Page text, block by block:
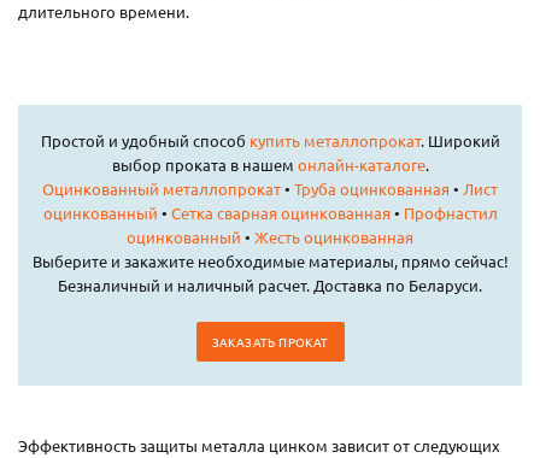
длительного времени.
Простой и удобный способ купить металлопрокат. Широкий
выбор проката в нашем онлайн-каталоге.
Оцинкованный металлопрокат• Труба оцинкованная • Лист
оцинкованный • Сетка сварная оцинкованная • Профнастил
оцинкованный • Жесть оцинкованная
Выберите и закажите необходимые материалы, прямо сейчас!
Безналичный и наличный расчет. Доставка по Беларуси.
ЗАКАЗАТЬ ПРОКАТ
Эффективность защиты металла цинком зависит от следующих